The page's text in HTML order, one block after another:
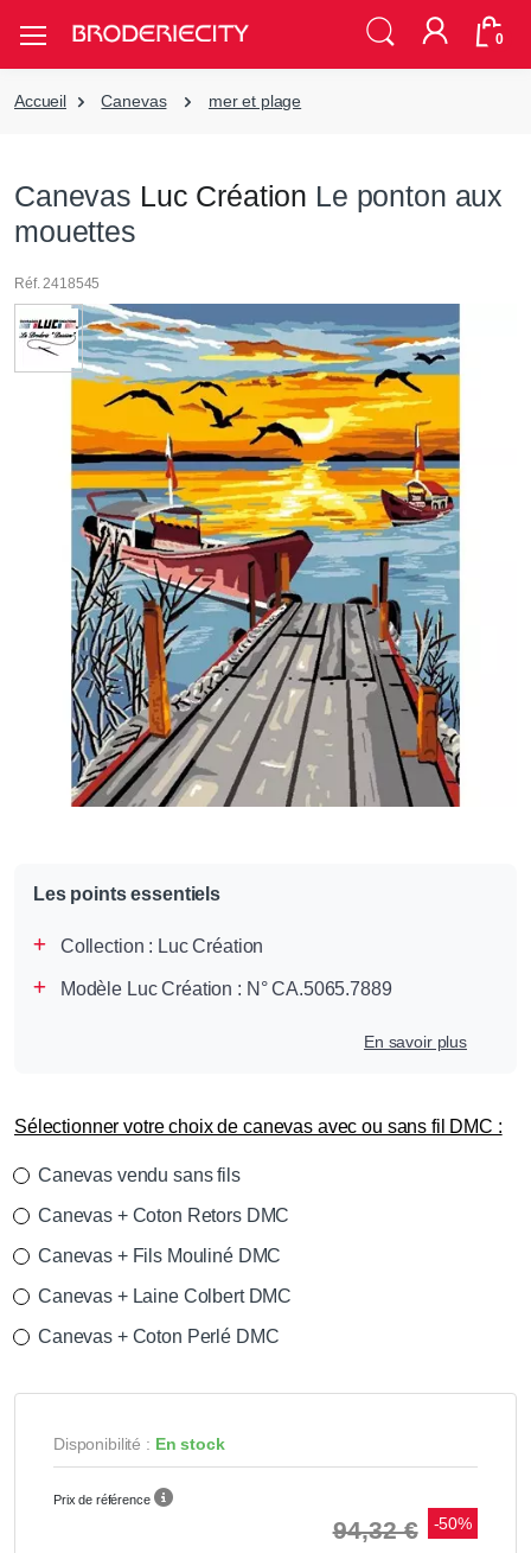
0
Accueil Canevas mer et plage
Canevas Luc Création Le ponton aux
mouettes
Réf. 2418545
Les points essentiels
Collection : Luc Création
Modèle Luc Création : N° CA.5065.7889
En savoir plus
Sélectionner votre choix de canevas avec ou sans fil DMC :
Canevas vendu sans fils
Canevas + Coton Retors DMC
Canevas + Fils Mouliné DMC
Canevas + Laine Colbert DMC
Canevas + Coton Perlé DMC
Disponibilité : En stock
Prix de référence
94,32 € -50%